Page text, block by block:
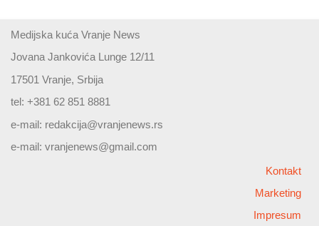
Medijska kuća Vranje News
Jovana Jankovića Lunge 12/11
17501 Vranje, Srbija
tel: +381 62 851 8881
e-mail: redakcija@vranjenews.rs
e-mail: vranjenews@gmail.com
Kontakt
Marketing
Impresum